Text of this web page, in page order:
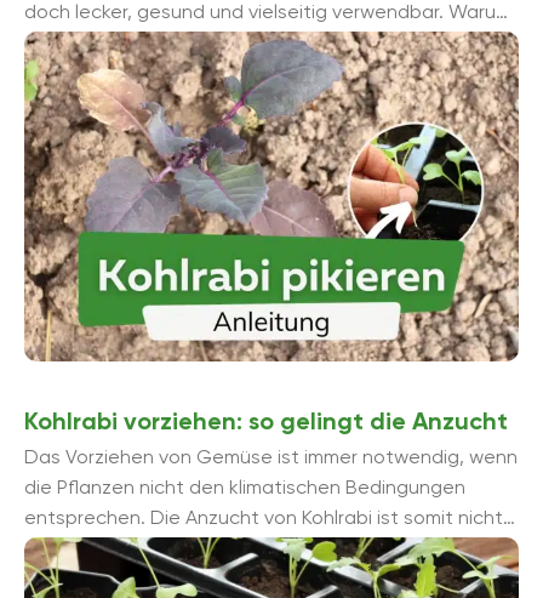
doch lecker, gesund und vielseitig verwendbar. Warum
Sie Kohlrabi vorziehen sollten und wie Sie ...
Kohlrabi vorziehen: so gelingt die Anzucht
Das Vorziehen von Gemüse ist immer notwendig, wenn
die Pflanzen nicht den klimatischen Bedingungen
entsprechen. Die Anzucht von Kohlrabi ist somit nicht
zwingend erforderlich, kann jedoch Sinn machen.